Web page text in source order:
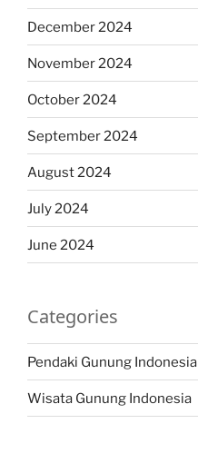
December 2024
November 2024
October 2024
September 2024
August 2024
July 2024
June 2024
Categories
Pendaki Gunung Indonesia
Wisata Gunung Indonesia